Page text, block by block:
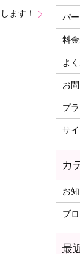
ます！ パ
料
よ
お
プ
サ
お
ブ